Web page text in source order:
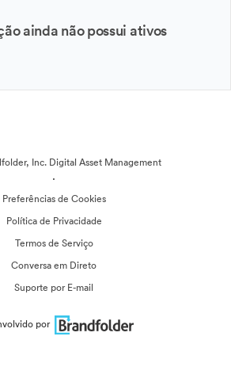
ainda não possui ativos
Inc. Digital Asset Management
·
Preferências de Cookies
Política de Privacidade
Termos de Serviço
Conversa em Direto
Suporte por E-mail
por